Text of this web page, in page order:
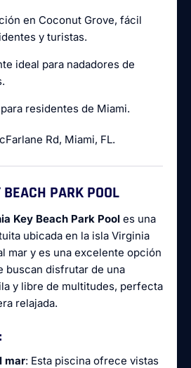
en Coconut Grove, fácil
y turistas.
ideal para nadadores de
residentes de Miami.
Rd, Miami, FL.
PARK POOL
Key Beach Park Pool es una
ubicada en la isla Virginia
mar y es una excelente opción
buscan disfrutar de una
y libre de multitudes, perfecta
relajada.
:
mar: Esta piscina ofrece vistas